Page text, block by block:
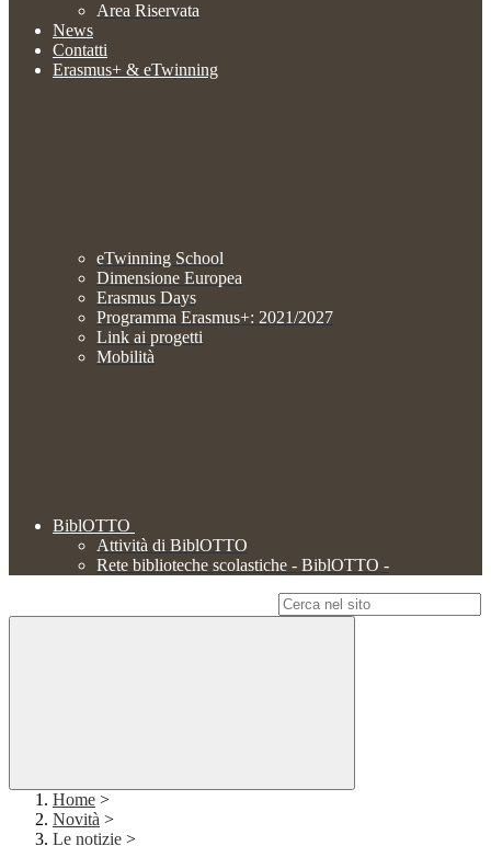
Area Riservata
News
Contatti
Erasmus+ & eTwinning
eTwinning School
Dimensione Europea
Erasmus Days
Programma Erasmus+: 2021/2027
Link ai progetti
Mobilità
BiblOTTO
Attività di BiblOTTO
Rete biblioteche scolastiche - BiblOTTO -
Home >
Novità >
Le notizie >